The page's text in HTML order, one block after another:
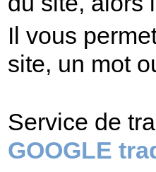
Il vous
site, un mot
Service de
GOOGLE